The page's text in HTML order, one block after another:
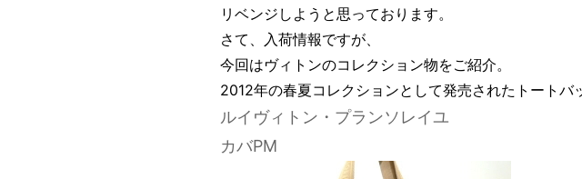
リベンジしようと思っております。
さて、入荷情報ですが、
今回はヴィトンのコレクション物をご紹介。
2012年の春夏コレクションとして発売されたトートバ
ルイヴィトン・プランソレイユ
カバPM